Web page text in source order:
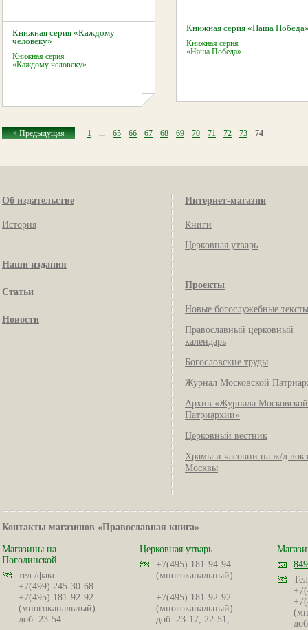
Книжная серия «Каждому
человеку»
Книжная серия
«Каждому человеку»
Книжная серия «Наша
Книжная серия
«Наша Победа»
< Предыдущая 1 ... 65 66 67 68 69 70 71 72 73 74
Об издательстве
История
Наши издания
Статьи
Новости
Интернет-магазин
Книги
Церковная утварь
Проекты
Новые богослужебные тексты
Православный церковный
календарь
Богословские труды
Журнал Московской
Архив «Журнала Московской
Патриархии»
Церковный вестник
Храмы и часовни на ж/д
Москвы
Контакты магазинов «Православная книга»
Магазины на
Погодинской
тел./факс:
+7(499) 245-30-68
+7(495) 181-92-92
(многоканальный)
доб. 23-54
Церковная утварь
+7(495) 181-94-94
(многоканальный)
+7(495) 181-92-92
(многоканальный)
доб. 23-17, 22-51,